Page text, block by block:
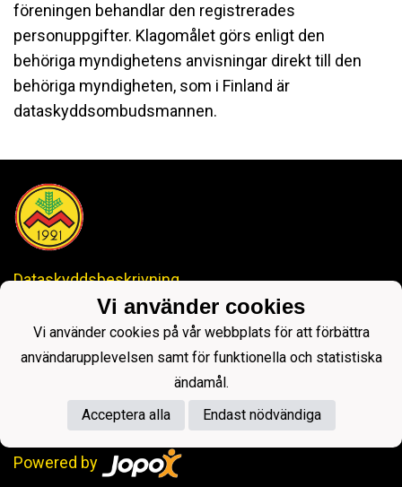
föreningen behandlar den registrerades
personuppgifter. Klagomålet görs enligt den
behöriga myndighetens anvisningar direkt till den
behöriga myndigheten, som i Finland är
dataskyddsombudsmannen.
Dataskyddsbeskrivning
IDROTTSKLUBBEN MYRAN
-Anrik Historia, Lysande Framtid-
ikmyranjopox@gmail.com
Powered by
Vi använder cookies
Vi använder cookies på vår webbplats för att förbättra
användarupplevelsen samt för funktionella och statistiska
ändamål.
Acceptera alla
Endast nödvändiga